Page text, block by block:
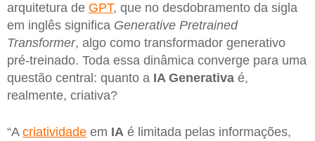
arquitetura de GPT, que no desdobramento da sigla
em inglês significa Generative Pretrained
Transformer, algo como transformador generativo
pré-treinado. Toda essa dinâmica converge para uma
questão central: quanto a IA Generativa é,
realmente, criativa?
“A criatividade em IA é limitada pelas informações,